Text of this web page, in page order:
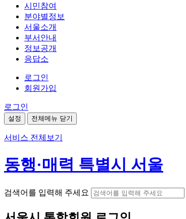
시민참여
분야별정보
서울소개
부서안내
정보공개
응답소
로그인
회원가입
로그인
설정 전체메뉴 닫기
서비스 전체보기
동행·매력 특별시 서울
검색어를 입력해 주세요